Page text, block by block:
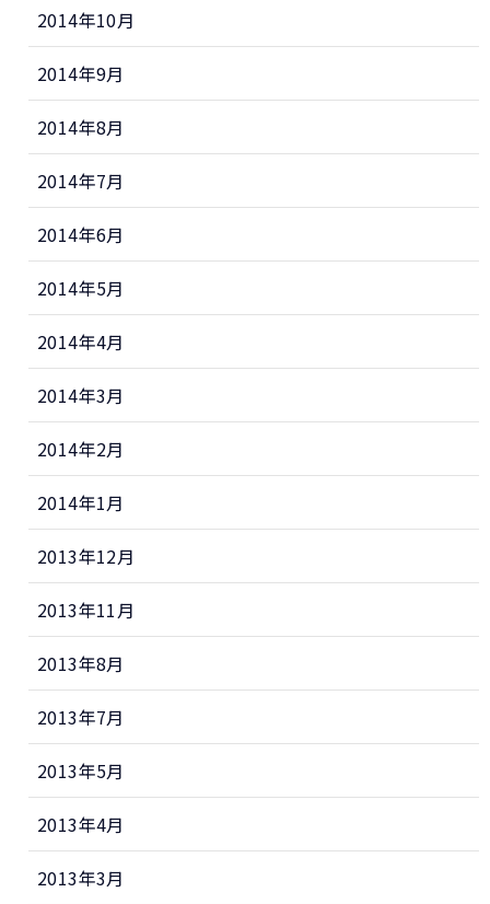
2014年10月
2014年9月
2014年8月
2014年7月
2014年6月
2014年5月
2014年4月
2014年3月
2014年2月
2014年1月
2013年12月
2013年11月
2013年8月
2013年7月
2013年5月
2013年4月
2013年3月